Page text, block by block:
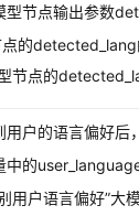
型节点输出参数
的detected_lang
节点的
用户的语言偏好
的user_language
用户语言偏好”